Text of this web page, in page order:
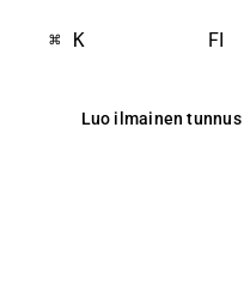
⌘ K FI
Luo ilmainen tunnus